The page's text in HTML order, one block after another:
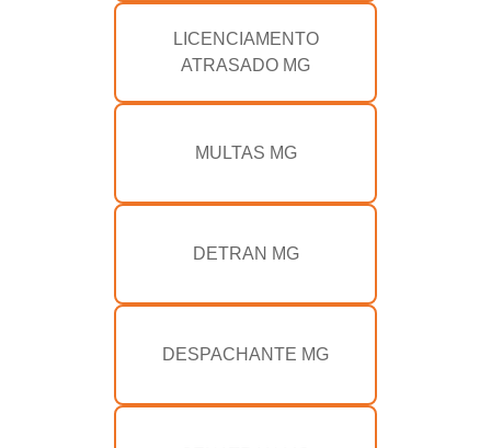
LICENCIAMENTO
ATRASADO MG
MULTAS MG
DETRAN MG
DESPACHANTE MG